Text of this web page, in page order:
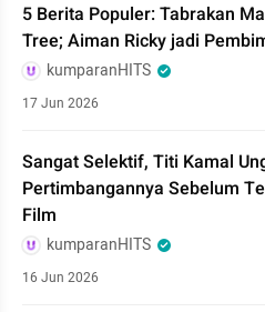
5 Berita Populer: Tabrakan
Tree; Aiman Ricky jadi
kumparanHITS
17 Jun 2026
Sangat Selektif, Titi Kamal
Pertimbangannya Sebelum
Film
kumparanHITS
16 Jun 2026